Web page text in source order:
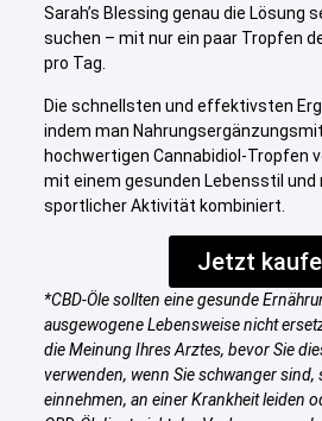
Sarah’s Blessing genau die Lösung
suchen – mit nur ein paar Tropfen
pro Tag.
Die schnellsten und effektivsten
indem man
hochwertigen Cannabidiol-Tropfen
mit einem gesunden Lebensstil und
sportlicher Aktivität kombiniert.
Jetzt
*CBD-Öle sollten eine gesunde
ausgewogene Lebensweise nicht
die Meinung Ihres Arztes, bevor Sie
verwenden, wenn Sie schwanger sind,
einnehmen, an einer Krankheit leiden